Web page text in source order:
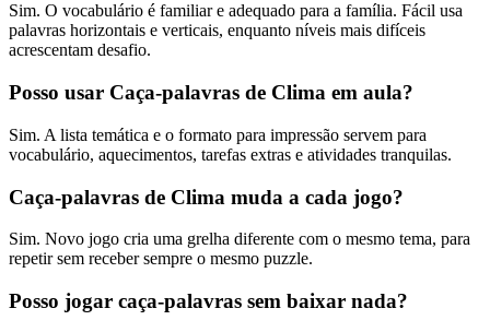
Sim. O vocabulário é familiar e adequado para a família. Fácil usa
palavras horizontais e verticais, enquanto níveis mais difíceis
acrescentam desafio.
Posso usar Caça-palavras de Clima em aula?
Sim. A lista temática e o formato para impressão servem para
vocabulário, aquecimentos, tarefas extras e atividades tranquilas.
Caça-palavras de Clima muda a cada jogo?
Sim. Novo jogo cria uma grelha diferente com o mesmo tema, para
repetir sem receber sempre o mesmo puzzle.
Posso jogar caça-palavras sem baixar nada?